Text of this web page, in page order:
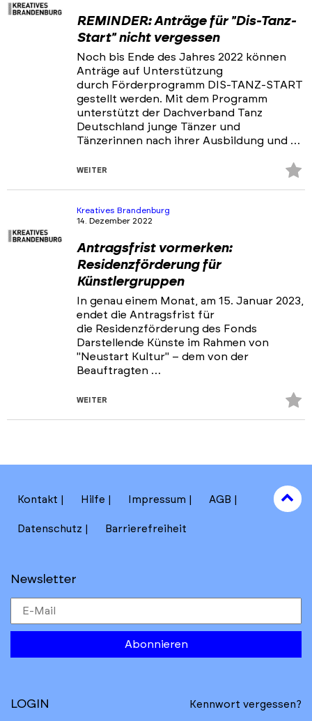
REMINDER: Anträge für "Dis-Tanz-
Start" nicht vergessen
Noch bis Ende des Jahres 2022 können
Anträge auf Unterstützung
durch Förderprogramm DIS-TANZ-START
gestellt werden. Mit dem Programm
unterstützt der Dachverband Tanz
Deutschland junge Tänzer und
Tänzerinnen nach ihrer Ausbildung und …
WEITER
Kreatives Brandenburg
14. Dezember 2022
Antragsfrist vormerken:
Residenzförderung für
Künstlergruppen
In genau einem Monat, am 15. Januar 2023,
endet die Antragsfrist für
die Residenzförderung des Fonds
Darstellende Künste im Rahmen von
"Neustart Kultur" – dem von der
Beauftragten …
WEITER
Kontakt Hilfe Impressum AGB
Datenschutz Barrierefreiheit
Newsletter
Abonnieren
to
top
LOGIN Kennwort vergessen?